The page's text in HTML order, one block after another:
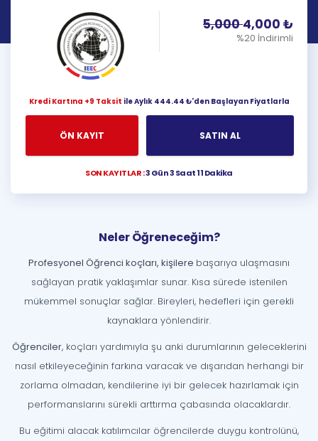
5,0004,000 ₺
%20 İndirimli
Kredi Kartına +9 Taksit ile Aylık 444.44 ₺'den Başlayan Fiyatlarla
ÖN KAYIT SATIN AL
SON KAYITLAR :3 Gün 3 Saat 11 Dakika
Neler Öğreneceğim?
Profesyonel Öğrenci koçları, kişilere başarıya ulaşmasını
sağlayan pratik yaklaşımlar sunar. Kısa sürede istenilen
mükemmel sonuçlar sağlar. Bireyleri, hedefleri için gerekli
kaynaklara yönlendirir.
Öğrenciler, koçları yardımıyla şu anki durumlarının geleceklerini
nasıl etkileyeceğinin farkına varacak ve dışarıdan herhangi bir
zorlama olmadan, kendilerine iyi bir gelecek hazırlamak için
performanslarını sürekli arttırma çabasında olacaklardır.
Bu eğitimi alacak katılımcılar öğrencilerde duygu kontrolünü,